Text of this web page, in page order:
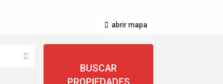
abrir mapa